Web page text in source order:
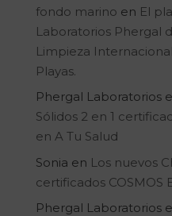
fondo marino en El
Laboratorios Phergal
Limpieza
Playas.
Phergal Laboratorios
Sólidos 2 en 1
en A Tu Salud
Sonia en Los nuevos
certificados COSMOS
Phergal Laboratorios